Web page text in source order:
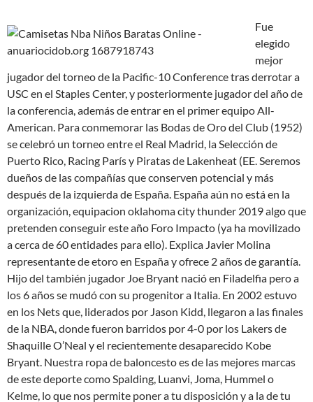
Fue
elegido
mejor
jugador del torneo de la Pacific-10 Conference tras derrotar a
USC en el Staples Center, y posteriormente jugador del año de
la conferencia, además de entrar en el primer equipo All-
American. Para conmemorar las Bodas de Oro del Club (1952)
se celebró un torneo entre el Real Madrid, la Selección de
Puerto Rico, Racing París y Piratas de Lakenheat (EE. Seremos
dueños de las compañías que conserven potencial y más
después de la izquierda de España. España aún no está en la
organización, equipacion oklahoma city thunder 2019 algo que
pretenden conseguir este año Foro Impacto (ya ha movilizado
a cerca de 60 entidades para ello). Explica Javier Molina
representante de etoro en España y ofrece 2 años de garantía.
Hijo del también jugador Joe Bryant nació en Filadelfia pero a
los 6 años se mudó con su progenitor a Italia. En 2002 estuvo
en los Nets que, liderados por Jason Kidd, llegaron a las finales
de la NBA, donde fueron barridos por 4-0 por los Lakers de
Shaquille O’Neal y el recientemente desaparecido Kobe
Bryant. Nuestra ropa de baloncesto es de las mejores marcas
de este deporte como Spalding, Luanvi, Joma, Hummel o
Kelme, lo que nos permite poner a tu disposición y a la de tu